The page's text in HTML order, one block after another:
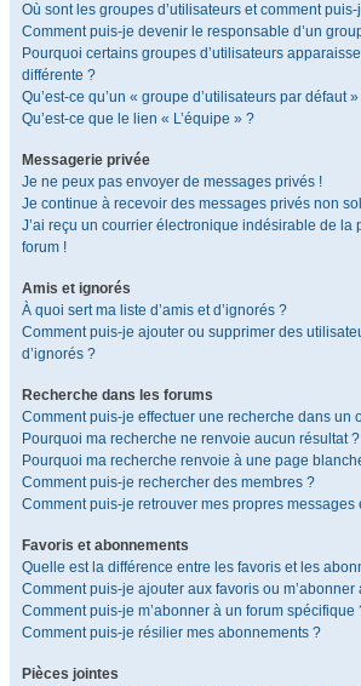
Où sont les groupes d’utilisateurs et comment
Comment puis-je devenir le responsable d’un
Pourquoi certains groupes d’utilisateurs
différente ?
Qu’est-ce qu’un « groupe d’utilisateurs par défaut
Qu’est-ce que le lien « L’équipe » ?
Messagerie privée
Je ne peux pas envoyer de messages privés !
Je continue à recevoir des messages privés non
J’ai reçu un courrier électronique indésirable de la
forum !
Amis et ignorés
À quoi sert ma liste d’amis et d’ignorés ?
Comment puis-je ajouter ou supprimer des
d’ignorés ?
Recherche dans les forums
Comment puis-je effectuer une recherche dans un
Pourquoi ma recherche ne renvoie aucun résultat ?
Pourquoi ma recherche renvoie à une page
Comment puis-je rechercher des membres ?
Comment puis-je retrouver mes propres messages
Favoris et abonnements
Quelle est la différence entre les favoris et les
Comment puis-je ajouter aux favoris ou
Comment puis-je m’abonner à un forum spécifique
Comment puis-je résilier mes abonnements ?
Pièces jointes